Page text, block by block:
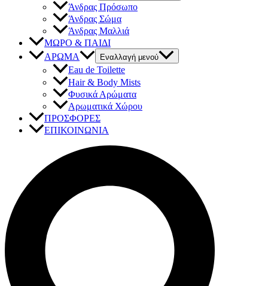
Άνδρας Πρόσωπο
Άνδρας Σώμα
Άνδρας Μαλλιά
ΜΩΡΟ & ΠΑΙΔΙ
ΑΡΩΜΑ
Εναλλαγή μενού
Eau de Toilette
Hair & Body Mists
Φυσικά Αρώματα
Αρωματικά Χώρου
ΠΡΟΣΦΟΡΕΣ
ΕΠΙΚΟΙΝΩΝΙΑ